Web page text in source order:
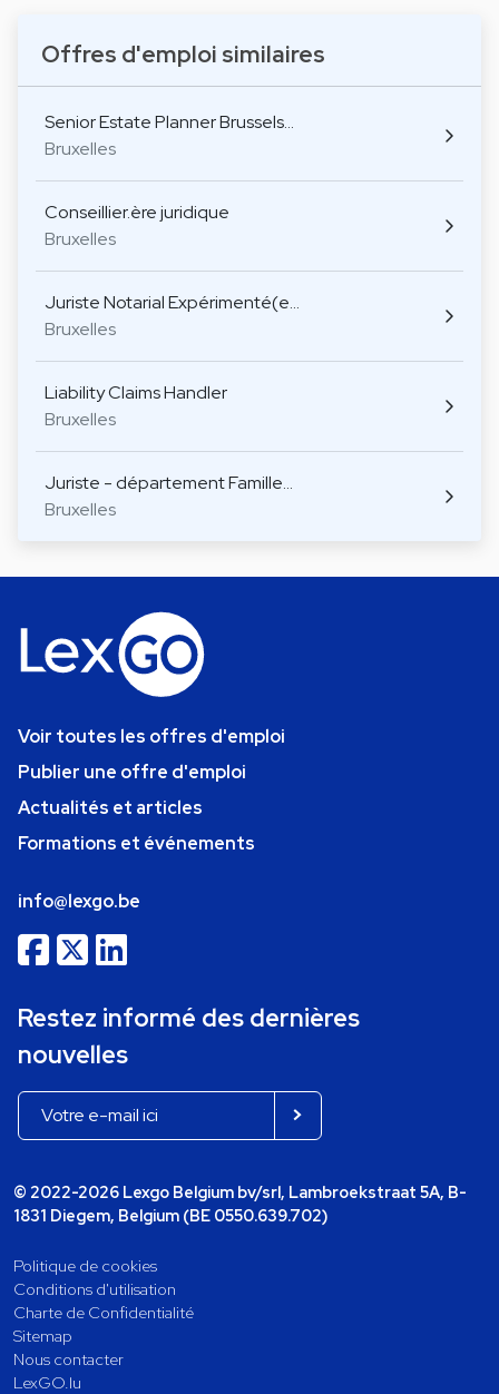
Offres d'emploi similaires
Senior Estate Planner Brussels…
Bruxelles
Conseillier.ère juridique
Bruxelles
Juriste Notarial Expérimenté(e…
Bruxelles
Liability Claims Handler
Bruxelles
Juriste - département Famille…
Bruxelles
Voir toutes les offres d'emploi
Publier une offre d'emploi
Actualités et articles
Formations et événements
info@lexgo.be
Restez informé des dernières
nouvelles
© 2022-2026 Lexgo Belgium bv/srl, Lambroekstraat 5A, B-
1831 Diegem, Belgium (BE 0550.639.702)
Politique de cookies
Conditions d'utilisation
Charte de Confidentialité
Sitemap
Nous contacter
LexGO.lu